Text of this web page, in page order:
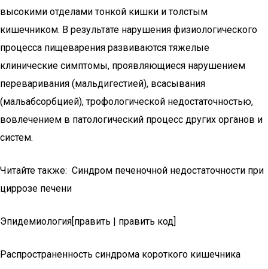
высокими отделами тонкой кишки и толстым
кишечником. В результате нарушения физиологического
процесса пищеварения развиваются тяжелые
клинические симптомы, проявляющиеся нарушением
переваривания (мальдигестией), всасывания
(мальабсорбцией), трофологической недостаточностью,
вовлечением в патологический процесс других органов и
систем.
Читайте также: Синдром печеночной недостаточности при
циррозе печени
Эпидемиология[править | править код]
Распространенность синдрома короткого кишечника